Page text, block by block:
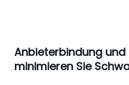
Anbieterbindung
minimieren Sie